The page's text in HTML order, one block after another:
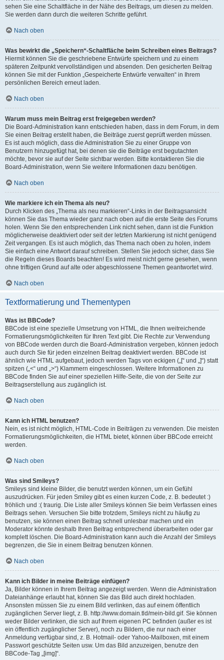
sehen Sie eine Schaltfläche in der Nähe des Beitrags, um diesen zu melden.
Sie werden dann durch die weiteren Schritte geführt.
Nach oben
Was bewirkt die „Speichern“-Schaltfläche beim Schreiben eines Beitrags?
Hiermit können Sie die geschriebene Entwürfe speichern und zu einem
späteren Zeitpunkt vervollständigen und absenden. Den gesicherten Beitrag
können Sie mit der Funktion „Gespeicherte Entwürfe verwalten“ in Ihrem
persönlichen Bereich erneut laden.
Nach oben
Warum muss mein Beitrag erst freigegeben werden?
Die Board-Administration kann entschieden haben, dass in dem Forum, in dem
Sie einen Beitrag erstellt haben, die Beiträge zuerst geprüft werden müssen.
Es ist auch möglich, dass die Administration Sie zu einer Gruppe von
Benutzern hinzugefügt hat, bei denen sie die Beiträge erst begutachten
möchte, bevor sie auf der Seite sichtbar werden. Bitte kontaktieren Sie die
Board-Administration, wenn Sie weitere Informationen dazu benötigen.
Nach oben
Wie markiere ich ein Thema als neu?
Durch Klicken des „Thema als neu markieren“-Links in der Beitragsansicht
können Sie das Thema wieder ganz nach oben auf die erste Seite des Forums
holen. Wenn Sie den entsprechenden Link nicht sehen, dann ist die Funktion
möglicherweise deaktiviert oder seit der letzten Markierung ist nicht genügend
Zeit vergangen. Es ist auch möglich, das Thema nach oben zu holen, indem
Sie einfach eine Antwort darauf schreiben. Stellen Sie jedoch sicher, dass Sie
die Regeln dieses Boards beachten! Es wird meist nicht gerne gesehen, wenn
ohne triftigen Grund auf alte oder abgeschlossene Themen geantwortet wird.
Nach oben
Textformatierung und Thementypen
Was ist BBCode?
BBCode ist eine spezielle Umsetzung von HTML, die Ihnen weitreichende
Formatierungsmöglichkeiten für Ihren Text gibt. Die Rechte zur Verwendung
von BBCode werden durch die Board-Administration vergeben, können jedoch
auch durch Sie für jeden einzelnen Beitrag deaktiviert werden. BBCode ist
ähnlich wie HTML aufgebaut, jedoch werden Tags von eckigen („[“ und „]“) statt
spitzen („<“ und „>“) Klammern eingeschlossen. Weitere Informationen zu
BBCode finden Sie auf einer speziellen Hilfe-Seite, die von der Seite zur
Beitragserstellung aus zugänglich ist.
Nach oben
Kann ich HTML benutzen?
Nein, es ist nicht möglich, HTML-Code in Beiträgen zu verwenden. Die meisten
Formatierungsmöglichkeiten, die HTML bietet, können über BBCode erreicht
werden.
Nach oben
Was sind Smileys?
Smileys sind kleine Bilder, die benutzt werden können, um ein Gefühl
auszudrücken. Für jeden Smiley gibt es einen kurzen Code, z. B. bedeutet :)
fröhlich und :( traurig. Die Liste aller Smileys können Sie beim Verfassen eines
Beitrags sehen. Versuchen Sie bitte trotzdem, Smileys nicht zu häufig zu
benutzen, sie können einen Beitrag schnell unlesbar machen und ein
Moderator könnte deshalb Ihren Beitrag entsprechend überarbeiten oder gar
komplett löschen. Die Board-Administration kann auch die Anzahl der Smileys
begrenzen, die Sie in einem Beitrag benutzen können.
Nach oben
Kann ich Bilder in meine Beiträge einfügen?
Ja, Bilder können in Ihrem Beitrag angezeigt werden. Wenn die Administration
Dateianhänge erlaubt hat, können Sie das Bild auch direkt hochladen.
Ansonsten müssen Sie zu einem Bild verlinken, das auf einem öffentlich
zugänglichen Server liegt, z. B. http://www.domain.tld/mein-bild.gif. Sie können
weder Bilder verlinken, die sich auf Ihrem eigenen PC befinden (außer es ist
ein öffentlich zugänglicher Server), noch zu Bildern, die nur nach einer
Anmeldung verfügbar sind, z. B. Hotmail- oder Yahoo-Mailboxen, mit einem
Passwort geschützte Seiten usw. Um das Bild anzuzeigen, benutze den
BBCode-Tag „[img]“.